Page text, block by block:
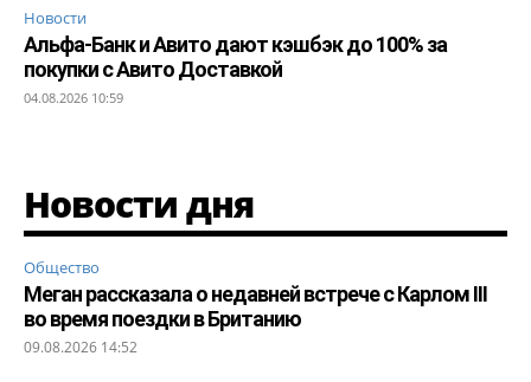
Новости
Альфа-Банк и Авито дают кэшбэк до 100% за
покупки с Авито Доставкой
04.08.2026 10:59
Новости дня
Общество
Меган рассказала о недавней встрече с Карлом III
во время поездки в Британию
09.08.2026 14:52